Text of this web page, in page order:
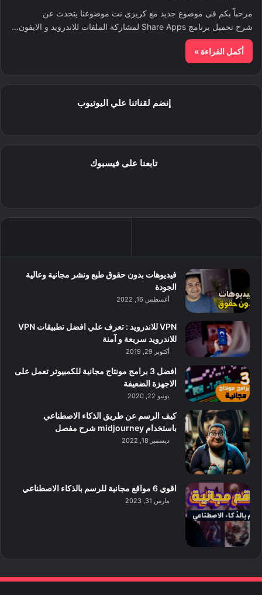
مرحباً بكم فى موضوع جديد مع كريزى نت موضوعنا يتحدث عن
شرح تحميل برنامج Share Apps لمشاركة الملفات للاندرويد و الايفون…
أكمل القراءة »
إنضم لقناتنا علي اليوتيوب
تابعنا على فيسبوك
فيديوهات بدون حقوق طبع ونشر مجانية وعالية
الجودة
أغسطس 16, 2022
VPN للاندرويد : تعرف علي افضل تطبيقات VPN
للاندرويد سريعة و آمنة
أكتوبر 29, 2019
افضل 3 برامج مونتاج مجانية للكمبيوتر تعمل على
الاجهزة الضعيفة
يونيو 22, 2020
كيف الرسم عن طريق الذكاء الاصطناعي
باستخدام midjourney شرح مفصل
ديسمبر 18, 2022
اقوي 6 مواقع مجانية للرسم بالذكاء الاصطناعي
مارس 31, 2023